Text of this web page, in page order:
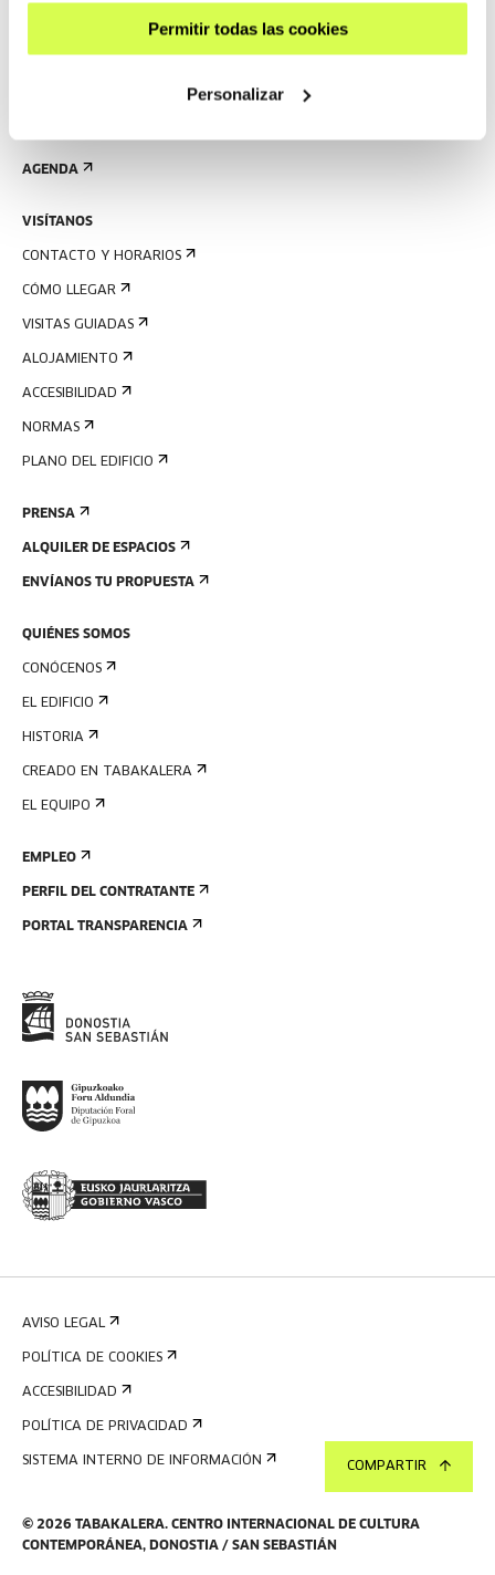
Permitir todas las cookies
Personalizar
COMPARTIR
AGENDA
VISÍTANOS
CONTACTO Y HORARIOS
CÓMO LLEGAR
VISITAS GUIADAS
ALOJAMIENTO
ACCESIBILIDAD
NORMAS
PLANO DEL EDIFICIO
PRENSA
ALQUILER DE ESPACIOS
ENVÍANOS TU PROPUESTA
QUIÉNES SOMOS
CONÓCENOS
EL EDIFICIO
HISTORIA
CREADO EN TABAKALERA
EL EQUIPO
EMPLEO
PERFIL DEL CONTRATANTE
PORTAL TRANSPARENCIA
© 2026 TABAKALERA. CENTRO INTERNACIONAL DE CULTURA
CONTEMPORÁNEA, DONOSTIA / SAN SEBASTIÁN
AVISO LEGAL
POLÍTICA DE COOKIES
ACCESIBILIDAD
POLÍTICA DE PRIVACIDAD
SISTEMA INTERNO DE INFORMACIÓN